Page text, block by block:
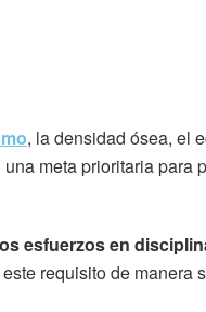
, la densidad ósea, el
meta prioritaria para
esfuerzos en
requisito de manera